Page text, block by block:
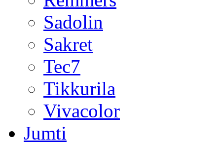
Sadolin
Sakret
Tec7
Tikkurila
Vivacolor
Jumti